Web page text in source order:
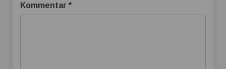
Kommentar *